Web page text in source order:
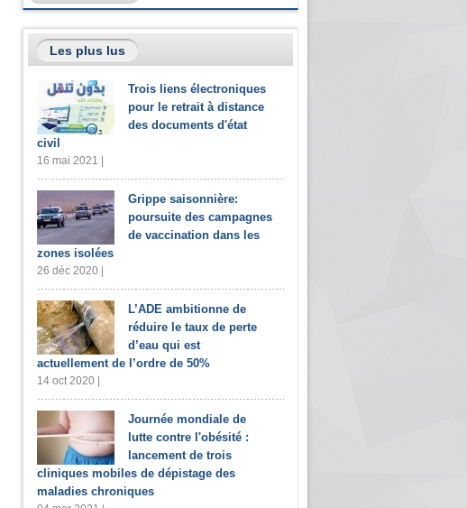
Les plus lus
Trois liens électroniques
pour le retrait à distance
des documents d'état
civil
16 mai 2021 |
Grippe saisonnière:
poursuite des campagnes
de vaccination dans les
zones isolées
26 déc 2020 |
L’ADE ambitionne de
réduire le taux de perte
d’eau qui est
actuellement de l’ordre de 50%
14 oct 2020 |
Journée mondiale de
lutte contre l'obésité :
lancement de trois
cliniques mobiles de dépistage des
maladies chroniques